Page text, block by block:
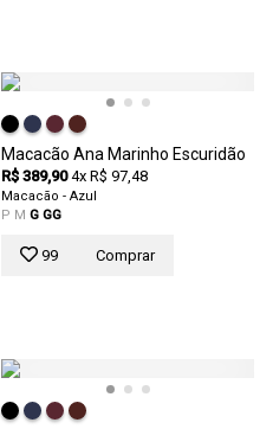
Macacão Ana Marinho Escuridão
R$ 389,90 4x R$ 97,48
Macacão - Azul
P M G GG
99 Comprar